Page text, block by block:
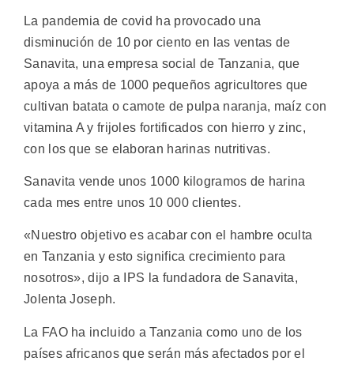
La pandemia de covid ha provocado una
disminución de 10 por ciento en las ventas de
Sanavita, una empresa social de Tanzania, que
apoya a más de 1000 pequeños agricultores que
cultivan batata o camote de pulpa naranja, maíz con
vitamina A y frijoles fortificados con hierro y zinc,
con los que se elaboran harinas nutritivas.
Sanavita vende unos 1000 kilogramos de harina
cada mes entre unos 10 000 clientes.
«Nuestro objetivo es acabar con el hambre oculta
en Tanzania y esto significa crecimiento para
nosotros», dijo a IPS la fundadora de Sanavita,
Jolenta Joseph.
La FAO ha incluido a Tanzania como uno de los
países africanos que serán más afectados por el